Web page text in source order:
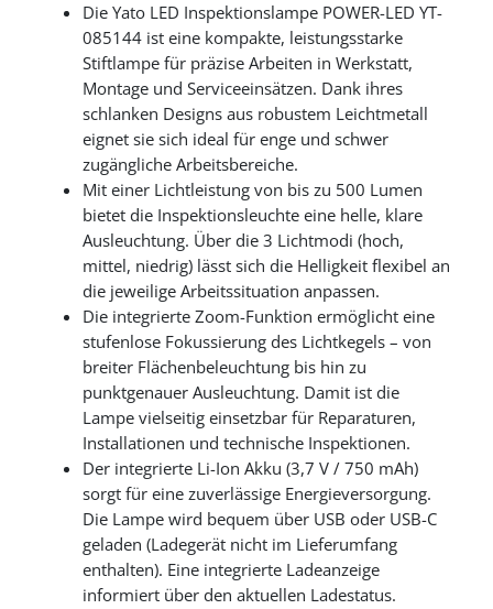
Die Yato LED Inspektionslampe POWER-LED YT-
085144 ist eine kompakte, leistungsstarke
Stiftlampe für präzise Arbeiten in Werkstatt,
Montage und Serviceeinsätzen. Dank ihres
schlanken Designs aus robustem Leichtmetall
eignet sie sich ideal für enge und schwer
zugängliche Arbeitsbereiche.
Mit einer Lichtleistung von bis zu 500 Lumen
bietet die Inspektionsleuchte eine helle, klare
Ausleuchtung. Über die 3 Lichtmodi (hoch,
mittel, niedrig) lässt sich die Helligkeit flexibel an
die jeweilige Arbeitssituation anpassen.
Die integrierte Zoom-Funktion ermöglicht eine
stufenlose Fokussierung des Lichtkegels – von
breiter Flächenbeleuchtung bis hin zu
punktgenauer Ausleuchtung. Damit ist die
Lampe vielseitig einsetzbar für Reparaturen,
Installationen und technische Inspektionen.
Der integrierte Li-Ion Akku (3,7 V / 750 mAh)
sorgt für eine zuverlässige Energieversorgung.
Die Lampe wird bequem über USB oder USB-C
geladen (Ladegerät nicht im Lieferumfang
enthalten). Eine integrierte Ladeanzeige
informiert über den aktuellen Ladestatus.